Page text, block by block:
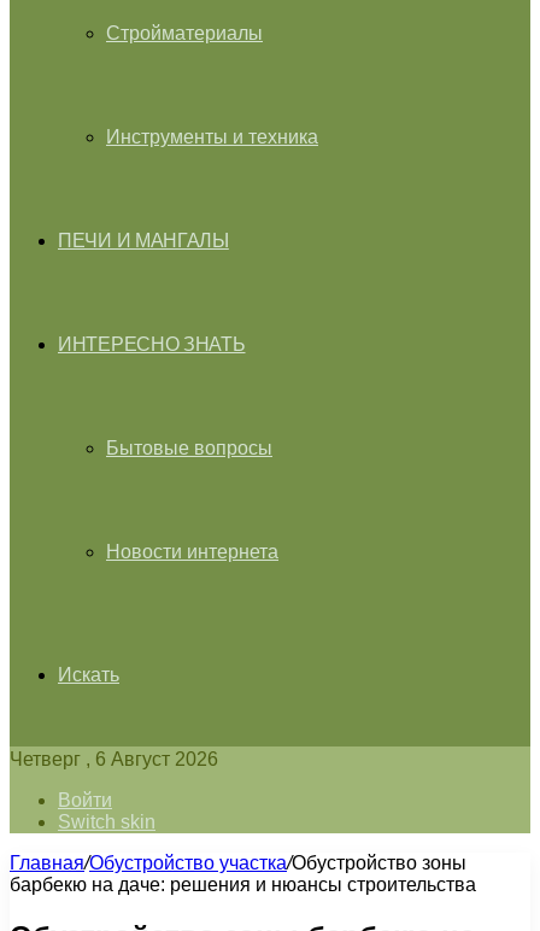
Стройматериалы
Инструменты и техника
ПЕЧИ И МАНГАЛЫ
ИНТЕРЕСНО ЗНАТЬ
Бытовые вопросы
Новости интернета
Искать
Четверг , 6 Август 2026
Войти
Switch skin
Главная/Обустройство участка/Обустройство зоны
барбекю на даче: решения и нюансы строительства